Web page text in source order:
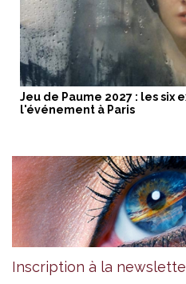
Jeu de Paume 2027 : les six
l'événement à Paris
Inscription à la